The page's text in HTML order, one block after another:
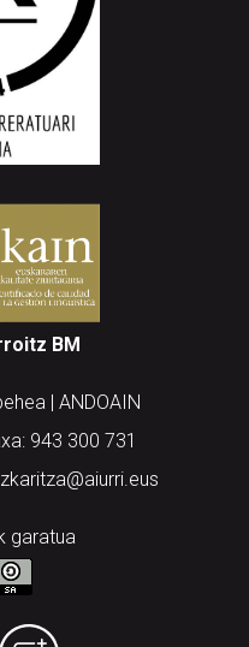
BM
| ANDOAIN
943 300 731
garatua